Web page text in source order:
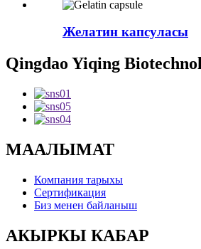
Желатин капсуласы
Qingdao Yiqing
МААЛЫМАТ
Компания тарыхы
Сертификация
Биз менен байланыш
АКЫРКЫ КАБАР